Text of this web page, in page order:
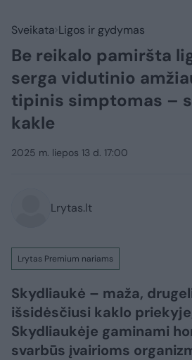
Sveikata Ligos ir gydymas
Be reikalo pamiršta
serga vidutinio
tipinis simptomas –
kakle
2025 m. liepos 13 d. 17:00
Lrytas.lt
Lrytas Premium nariams
Skydliaukė – maža,
išsidėsčiusi kaklo
Skydliaukėje gaminami
svarbūs įvairioms